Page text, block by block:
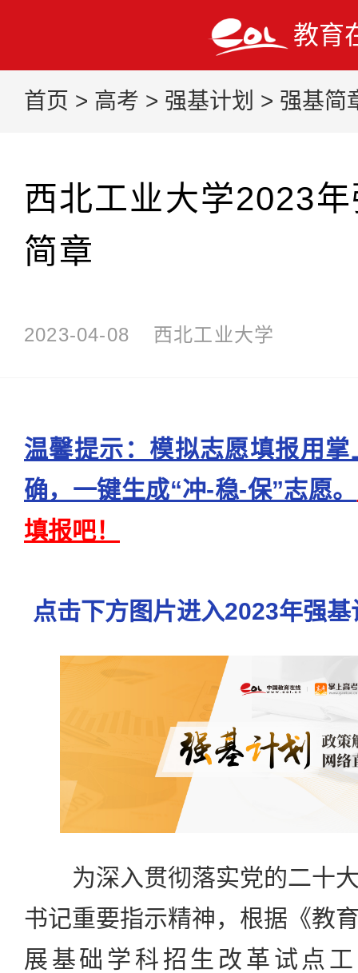
教育
首页 > 高考 > 强基计划 > 强基简
西北工业大学2023
简章
2023-04-08 西北工业大学
温馨提示：模拟志愿填报用
确，一键生成“冲-稳-保”志愿。
填报吧！
点击下方图片进入2023年强
为深入贯彻落实党的二十大
书记重要指示精神，根据《教
展基础学科招生改革试点